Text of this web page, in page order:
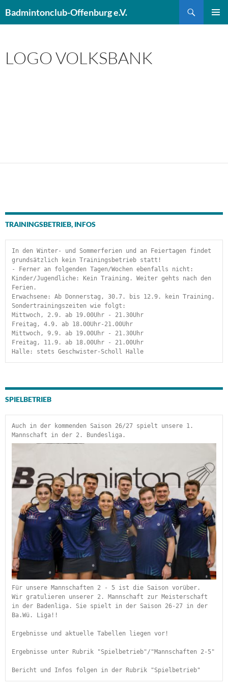
Inhalt
Badmintonclub-Offenburg e.V.
LOGO VOLKSBANK
TRAININGSBETRIEB, INFOS
In den Winter- und Sommerferien und an Feiertagen findet
grundsätzlich kein Trainingsbetrieb statt!
- Ferner an folgenden Tagen/Wochen ebenfalls nicht:
Kinder/Jugendliche: Kein Training. Weiter gehts nach den
Ferien.
Erwachsene: Ab Donnerstag, 30.7. bis 12.9. kein Training.
Sondertrainingszeiten wie folgt:
Mittwoch, 2.9. ab 19.00Uhr - 21.30Uhr
Freitag, 4.9. ab 18.00Uhr-21.00Uhr
Mittwoch, 9.9. ab 19.00Uhr - 21.30Uhr
Freitag, 11.9. ab 18.00Uhr - 21.00Uhr
Halle: stets Geschwister-Scholl Halle
SPIELBETRIEB
Auch in der kommenden Saison 26/27 spielt unsere 1.
Mannschaft in der 2. Bundesliga.
Für unsere Mannschaften 2 - 5 ist die Saison vorüber.
Wir gratulieren unserer 2. Mannschaft zur Meisterschaft
in der Badenliga. Sie spielt in der Saison 26-27 in der
Ba.Wü. Liga!!
Ergebnisse und aktuelle Tabellen liegen vor!
Ergebnisse unter Rubrik "Spielbetrieb"/"Mannschaften 2-5"
Bericht und Infos folgen in der Rubrik "Spielbetrieb"